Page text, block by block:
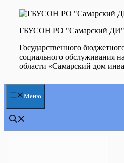
Перейти
содержимому
ГБУСОН РО "Самарский ДИ"
Государственного
социального обслуживания
области «Самарский дом
Меню